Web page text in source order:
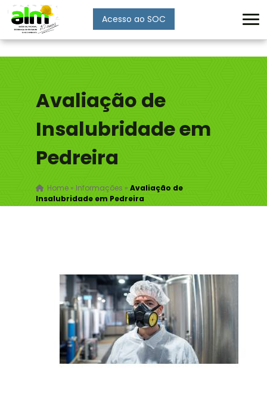
Acesso ao SOC
Avaliação de
Insalubridade em
Pedreira
Home» Informações » Avaliação de
Insalubridade em Pedreira
Enviar